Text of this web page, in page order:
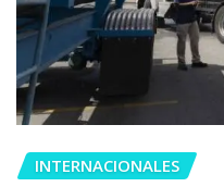
INTERNACIONALES